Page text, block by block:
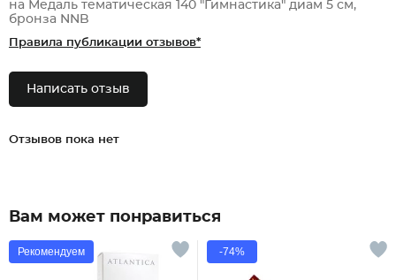
на Медаль тематическая 140 "Гимнастика" диам 5 см,
бронза NNB
Правила публикации отзывов*
Написать отзыв
Отзывов пока нет
Вам может понравиться
Рекомендуем -74%